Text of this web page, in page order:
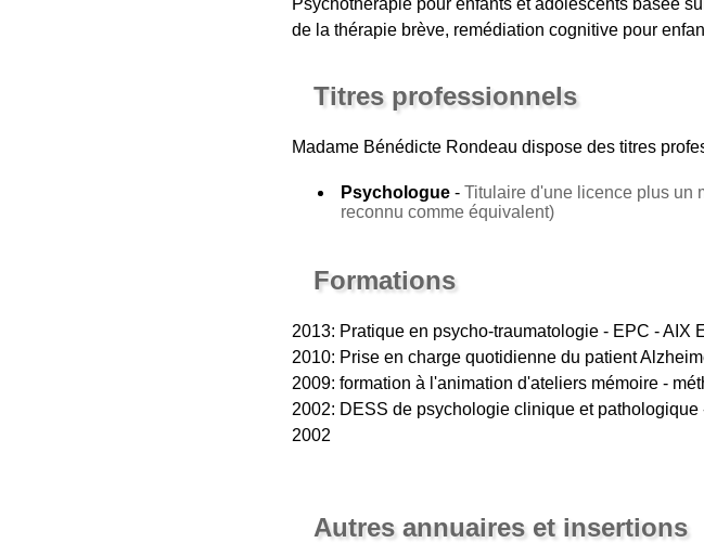
de la thérapie brève, remédiation cognitive pour
Titres professionnels
Madame Bénédicte Rondeau dispose des titres
Psychologue- Titulaire d'une licence plus un
reconnu comme équivalent)
Formations
2013: Pratique en psycho-traumatologie - EPC - AIX
2010: Prise en charge quotidienne du patient
2009: formation à l'animation d'ateliers mémoire -
2002: DESS de psychologie clinique et
2002
Autres annuaires et insertions